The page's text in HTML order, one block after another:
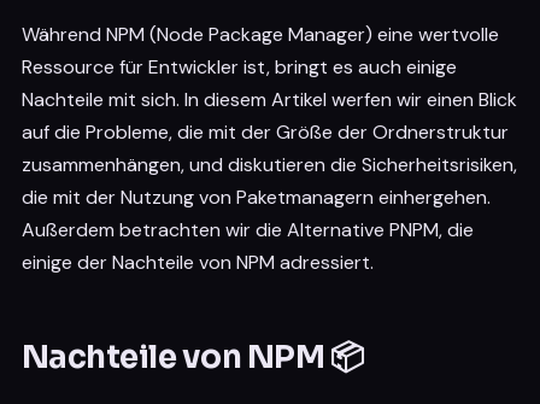
Während NPM (Node Package Manager) eine wertvolle
Ressource für Entwickler ist, bringt es auch einige
Nachteile mit sich. In diesem Artikel werfen wir einen Blick
auf die Probleme, die mit der Größe der Ordnerstruktur
zusammenhängen, und diskutieren die Sicherheitsrisiken,
die mit der Nutzung von Paketmanagern einhergehen.
Außerdem betrachten wir die Alternative PNPM, die
einige der Nachteile von NPM adressiert.
Nachteile von NPM 📦